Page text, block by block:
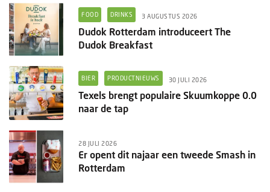
FOOD DRINKS 3 AUGUSTUS 2026
Dudok Rotterdam introduceert The
Dudok Breakfast
BIER PRODUCTNIEUWS 30 JULI 2026
Texels brengt populaire Skuumkoppe 0.0
naar de tap
28 JULI 2026
Er opent dit najaar een tweede Smash in
Rotterdam